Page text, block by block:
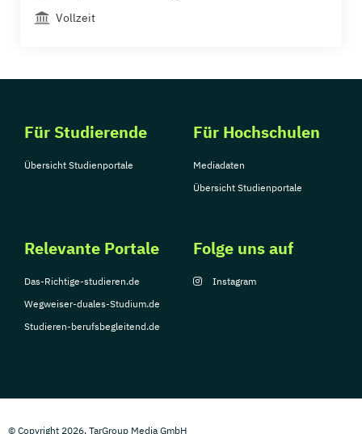
Vollzeit
Für Studierende
Übersicht Studienportale
Für Hochschulen
Mediadaten
Übersicht Studienportale
Relevante Portale
Das-Richtige-studieren.de
Wegweiser-duales-Studium.de
Studieren-berufsbegleitend.de
Folge uns auf
Instagram
© Copyright 2026, TarGroup Media GmbH